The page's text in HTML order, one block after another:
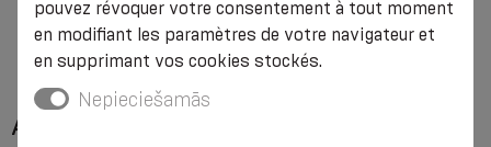
ACTUALITÉS
pouvez révoquer votre consentement à tout moment
en modifiant les paramètres de votre navigateur et
en supprimant vos cookies stockés.
Nepieciešamās